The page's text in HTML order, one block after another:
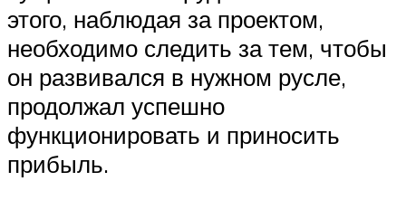
этого, наблюдая за проектом,
необходимо следить за тем, чтобы
он развивался в нужном русле,
продолжал успешно
функционировать и приносить
прибыль.